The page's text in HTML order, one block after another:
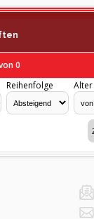
0
Reihenfolge Alter